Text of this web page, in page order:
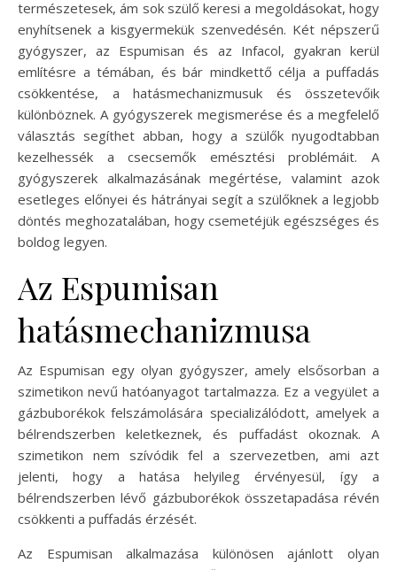
természetesek, ám sok szülő keresi a megoldásokat, hogy
enyhítsenek a kisgyermekük szenvedésén. Két népszerű
gyógyszer, az Espumisan és az Infacol, gyakran kerül
említésre a témában, és bár mindkettő célja a puffadás
csökkentése, a hatásmechanizmusuk és összetevőik
különböznek. A gyógyszerek megismerése és a megfelelő
választás segíthet abban, hogy a szülők nyugodtabban
kezelhessék a csecsemők emésztési problémáit. A
gyógyszerek alkalmazásának megértése, valamint azok
esetleges előnyei és hátrányai segít a szülőknek a legjobb
döntés meghozatalában, hogy csemetéjük egészséges és
boldog legyen.
Az Espumisan
hatásmechanizmusa
Az Espumisan egy olyan gyógyszer, amely elsősorban a
szimetikon nevű hatóanyagot tartalmazza. Ez a vegyület a
gázbuborékok felszámolására specializálódott, amelyek a
bélrendszerben keletkeznek, és puffadást okoznak. A
szimetikon nem szívódik fel a szervezetben, ami azt
jelenti, hogy a hatása helyileg érvényesül, így a
bélrendszerben lévő gázbuborékok összetapadása révén
csökkenti a puffadás érzését.
Az Espumisan alkalmazása különösen ajánlott olyan